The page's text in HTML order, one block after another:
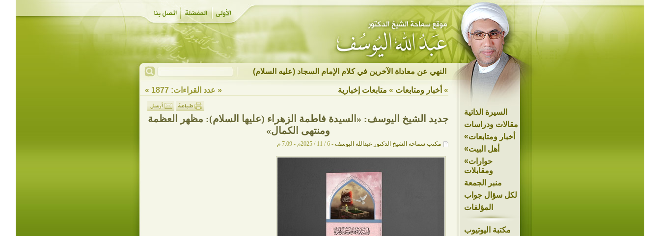
النهي عن معاداة الآخرين في كلام الإمام السجاد (عليه السلام)
السيرة الذاتية
مقالات ودراسات
»أخبار ومتابعات
»أهل البيت
»حوارات
ومقابلات
منبر الجمعة
لكل سؤال جواب
المؤلفات
مكتبة اليوتيوب
« عدد القراءات: 1877 » » أخبار ومتابعات » متابعات إخبارية
جديد الشيخ اليوسف: «السيدة فاطمة الزهراء (عليها السلام): مظهر العظمة
ومنتهى الكمال»
مكتب سماحة الشيخ الدكتور عبدالله اليوسف - 6 / 11 / 2025م - 7:09 م